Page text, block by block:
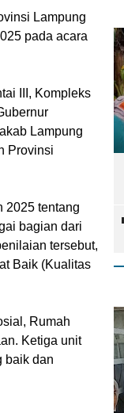
Lampung
pada acara
III, Kompleks
Lampung
Provinsi
2025 tentang
bagian dari
tersebut,
Baik (Kualitas
Rumah
Ketiga unit
baik dan